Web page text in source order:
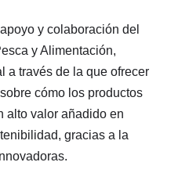
y colaboración del
y Alimentación,
a través de la que ofrecer
cómo los productos
alto valor añadido en
gracias a la